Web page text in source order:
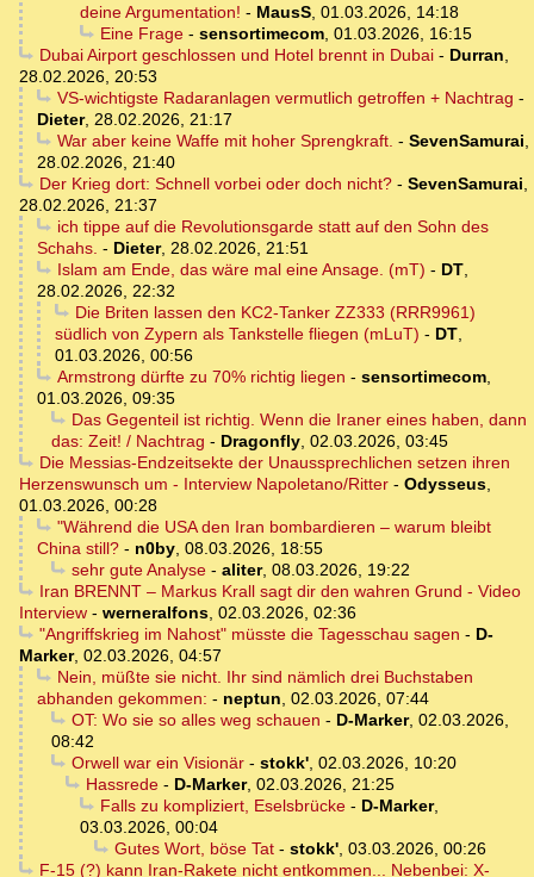
deine Argumentation! - MausS, 01.03.2026, 14:18
Eine Frage- sensortimecom, 01.03.2026, 16:15
Dubai Airport geschlossen und Hotel brennt in Dubai- Durran,
28.02.2026, 20:53
VS-wichtigste Radaranlagen vermutlich getroffen + Nachtrag -
Dieter, 28.02.2026, 21:17
War aber keine Waffe mit hoher Sprengkraft. - SevenSamurai,
28.02.2026, 21:40
Der Krieg dort: Schnell vorbei oder doch nicht?- SevenSamurai,
28.02.2026, 21:37
ich tippe auf die Revolutionsgarde statt auf den Sohn des
Schahs. - Dieter, 28.02.2026, 21:51
Islam am Ende, das wäre mal eine Ansage. (mT) - DT,
28.02.2026, 22:32
Die Briten lassen den KC2-Tanker ZZ333 (RRR9961)
südlich von Zypern als Tankstelle fliegen (mLuT) - DT,
01.03.2026, 00:56
Armstrong dürfte zu 70% richtig liegen - sensortimecom,
01.03.2026, 09:35
Das Gegenteil ist richtig. Wenn die Iraner eines haben, dann
das: Zeit! / Nachtrag - Dragonfly, 02.03.2026, 03:45
Die Messias-Endzeitsekte der Unaussprechlichen setzen ihren
Herzenswunsch um - Interview Napoletano/Ritter - Odysseus,
01.03.2026, 00:28
"Während die USA den Iran bombardieren – warum bleibt
China still? - n0by, 08.03.2026, 18:55
sehr gute Analyse- aliter, 08.03.2026, 19:22
Iran BRENNT – Markus Krall sagt dir den wahren Grund - Video
Interview - werneralfons, 02.03.2026, 02:36
"Angriffskrieg im Nahost" müsste die Tagesschau sagen - D-
Marker, 02.03.2026, 04:57
Nein, müßte sie nicht. Ihr sind nämlich drei Buchstaben
abhanden gekommen: - neptun, 02.03.2026, 07:44
OT: Wo sie so alles weg schauen - D-Marker, 02.03.2026,
08:42
Orwell war ein Visionär- stokk', 02.03.2026, 10:20
Hassrede- D-Marker, 02.03.2026, 21:25
Falls zu kompliziert, Eselsbrücke- D-Marker,
03.03.2026, 00:04
Gutes Wort, böse Tat- stokk', 03.03.2026, 00:26
F-15 (?) kann Iran-Rakete nicht entkommen... Nebenbei: X-